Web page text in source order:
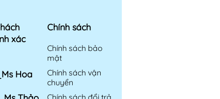
xác
Hoa
Chính sách
Chính sách bảo
mật
Chính sách vận
chuyển
Chính sách đổi trả